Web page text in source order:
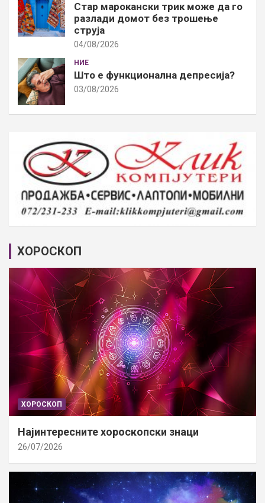
Стар марокански трик може да го
разлади домот без трошење
струја
04/08/2026
НИЕ
Што е функционална депресија?
03/08/2026
ХОРОСКОП
ХОРОСКОП
Најинтересните хороскопски знаци
26/07/2026